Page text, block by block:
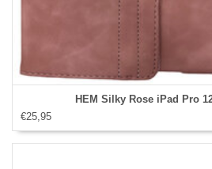
HEM Silky Rose iPad Pro
€25,95